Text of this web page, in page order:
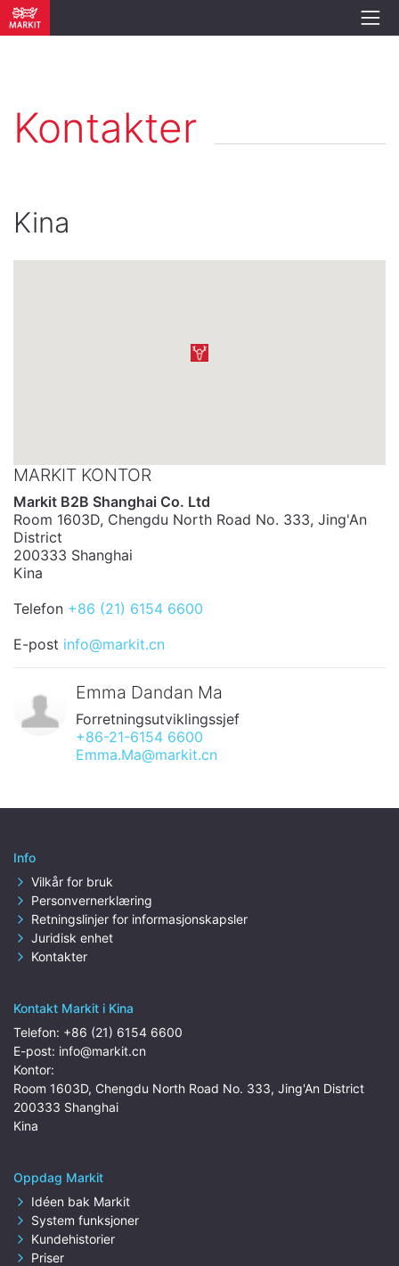
Kontakter
Kina
MARKIT KONTOR
Markit B2B Shanghai Co. Ltd
Room 1603D, Chengdu North Road No. 333, Jing'An
District
200333 Shanghai
Kina
Telefon +86 (21) 6154 6600
E-post info@markit.cn
Emma Dandan Ma
Forretningsutviklingssjef
+86-21-6154 6600
Emma.Ma@markit.cn
Info
Vilkår for bruk
Personvernerklæring
Retningslinjer for informasjonskapsler
Juridisk enhet
Kontakter
Kontakt Markit i Kina
Telefon: +86 (21) 6154 6600
E-post: info@markit.cn
Kontor:
Room 1603D, Chengdu North Road No. 333, Jing'An District
200333 Shanghai
Kina
Oppdag Markit
Idéen bak Markit
System funksjoner
Kundehistorier
Priser